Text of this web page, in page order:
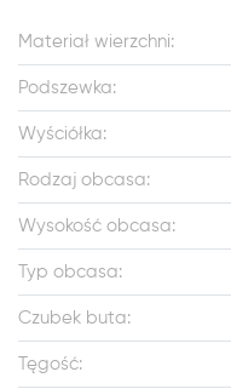
Materiał wierzchni:
Podszewka:
Wyściółka:
Rodzaj obcasa:
Wysokość obcasa:
Typ obcasa:
Czubek buta:
Tęgość: